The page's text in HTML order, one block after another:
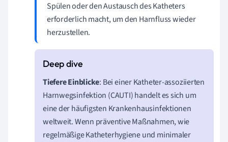
Spülen oder den Austausch des Katheters
erforderlich macht, um den Harnfluss wieder
herzustellen.
Tiefere Einblicke: Bei einer Katheter-assoziierten
Harnwegsinfektion (CAUTI) handelt es sich um
eine der häufigsten Krankenhausinfektionen
weltweit. Wenn präventive Maßnahmen, wie
regelmäßige Katheterhygiene und minimaler